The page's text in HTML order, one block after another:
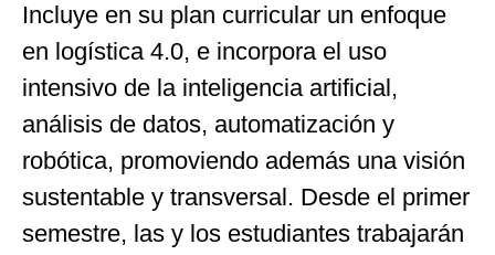
Incluye en su plan curricular un enfoque
en logística 4.0, e incorpora el uso
intensivo de la inteligencia artificial,
análisis de datos, automatización y
robótica, promoviendo además una visión
sustentable y transversal. Desde el primer
semestre, las y los estudiantes trabajarán